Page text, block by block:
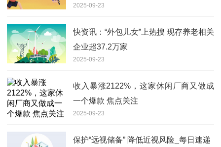
2025-09-23
快资讯：“外包儿女”上热搜 现存养老相关
企业超37.2万家
2025-09-23
收入暴涨2122%，这家休闲厂商又做成
一个爆款 焦点关注
2025-09-23
保护“远视储备” 降低近视风险_每日速递